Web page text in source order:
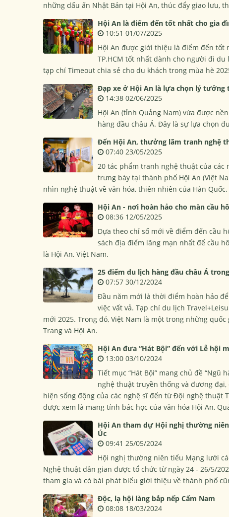
những dấu ấn Nhật Bản tại Hội An, thúc đẩy giao lưu,
Hội An là điểm đến tốt nhất cho gia
10:51 01/07/2025
Hội An được giới thiệu là điểm đến tốt
TP.HCM tốt nhất dành cho người đi
tạp chí Timeout chia sẻ cho du khách trong mùa hè
Đạp xe ở Hội An là lựa chọn lý tưởng
14:38 02/06/2025
Hội An (tỉnh Quảng Nam) vừa được
hàng đầu châu Á. Đây là sự lựa chọn
Đến Hội An, thưởng lãm tranh nghệ
07:40 23/05/2025
20 tác phẩm tranh nghệ thuật của các
trưng bày tại thành phố Hội An (Việt
nhìn nghệ thuật về văn hóa, thiên nhiên của Hàn Quốc.
Hội An - nơi hoàn hảo cho màn cầu
08:36 12/05/2025
Dựa theo chỉ số mới về điểm đến cầu
sách địa điểm lãng mạn nhất để cầu
là Hội An, Việt Nam.
25 điểm du lịch hàng đầu châu Á
07:57 30/12/2024
Đầu năm mới là thời điểm hoàn hảo
việc vất vả. Tạp chí du lịch
mới 2025. Trong đó, Việt Nam là một trong những
Trang và Hội An.
Hội An đưa “Hát Bội” đến với Lễ hội
13:00 03/10/2024
Tiết mục “Hát Bội” mang chủ đề
nghệ thuật truyền thống và đương
hiện sống động của các nghệ sĩ đến từ Đội nghệ thuật
được xem là mang tính bác học của văn hóa Hội An,
Hội An tham dự Hội nghị thường
Úc
09:41 25/05/2024
Hội nghị thường niên tiểu Mạng lưới
Nghệ thuật dân gian được tổ chức từ ngày 24 - 26/5/
tham gia và có bài phát biểu giới thiệu về thành phố
Độc, lạ hội làng bắp nếp Cẩm Nam
08:08 18/03/2024